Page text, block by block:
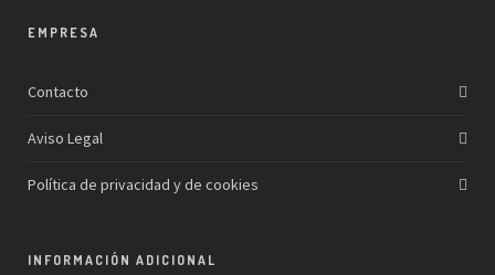
EMPRESA
Contacto
Aviso Legal
Política de privacidad y de cookies
INFORMACIÓN ADICIONAL